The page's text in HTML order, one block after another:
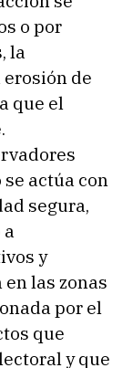
o por
la
de
que el
actúa con
segura,
a
y
las zonas
por el
que
y que